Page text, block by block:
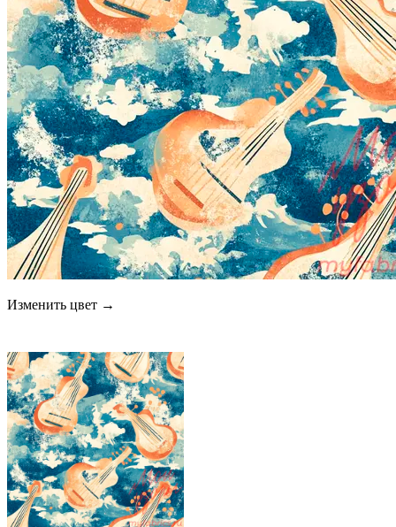
Изменить цвет →